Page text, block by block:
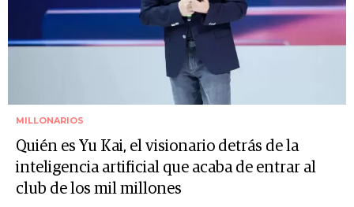
MILLONARIOS
Quién es Yu Kai, el visionario detrás de la
inteligencia artificial que acaba de entrar al
club de los mil millones